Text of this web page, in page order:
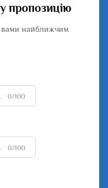
пропозицію
вами найближчим
0/100
0/100